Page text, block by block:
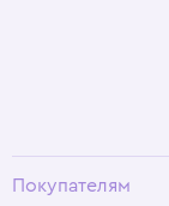
Покупателям